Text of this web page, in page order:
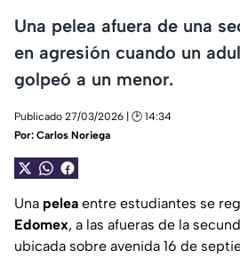
Una pelea afuera de una
en agresión cuando un
golpeó a un menor.
Publicado 27/03/2026 | 🕑 14:34
Por: Carlos Noriega
Una pelea entre estudiantes se
Edomex, a las afueras de la
ubicada sobre avenida 16 de